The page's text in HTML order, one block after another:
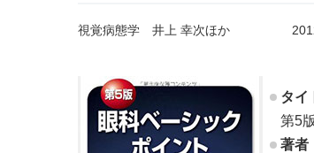
視覚病態学 井上 幸次ほか 2012/
タイ
第5
著者